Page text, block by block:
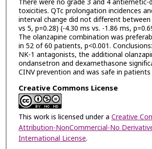
There were no grade 3 and 4 antiemetic-
toxicities. QTc prolongation incidences
interval change did not different
vs 5, p=0.28) (-4.30 ms vs. -1.86 ms,
The olanzapine combination was
in 52 of 60 patients, p<0.001.
NK-1 antagonists, the additional
ondansetron and dexamethasone
CINV prevention and was safe in patients
Creative Commons License
This work is licensed under a Creative
Attribution-NonCommercial-No
International License.